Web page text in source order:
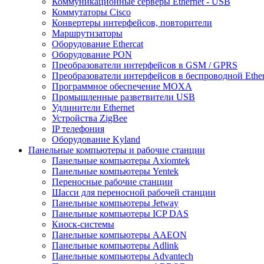
Коммутаторы Cisco
Конвертеры интерфейсов, повторители
Маршрутизаторы
Оборудование Ethercat
Оборудование PON
Преобразователи интерфейсов в GSM / GPRS
Преобразователи интерфейсов в беспроводной
Программное обеспечение MOXA
Промышленные разветвители USB
Удлинители Ethernet
Устройства ZigBee
IP телефония
Оборудование Kyland
Панельные компьютеры и рабочие станции
Панельные компьютеры Axiomtek
Панельные компьютеры Yentek
Переносные рабочие станции
Шасси для переносной рабочей станции
Панельные компьютеры Jetway
Панельные компьютеры ICP DAS
Киоск-системы
Панельные компьютеры AAEON
Панельные компьютеры Adlink
Панельные компьютеры Advantech